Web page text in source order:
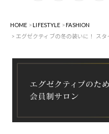
HOME LIFESTYLE
FASHION
エグゼクティブの冬の装いに！ ス